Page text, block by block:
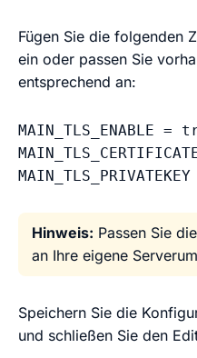
Fügen Sie die folgenden
ein oder passen Sie
entsprechend an:
MAIN_TLS_ENABLE =
Hinweis: Passen Sie
an Ihre eigene
Speichern Sie die
und schließen Sie den